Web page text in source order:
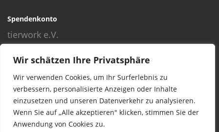
Wir schätzen Ihre Privatsphäre
Wir verwenden Cookies, um Ihr Surferlebnis zu
verbessern, personalisierte Anzeigen oder Inhalte
einzusetzen und unseren Datenverkehr zu analysieren.
Wenn Sie auf „Alle akzeptieren" klicken, stimmen Sie der
Anwendung von Cookies zu.
Spendenkonto
tierwork e.V.
Volksbank
BLZ: 24060300
Konto: 4902218000
IBAN: DE68240603004902218000
BIC: GENODEF1NBU